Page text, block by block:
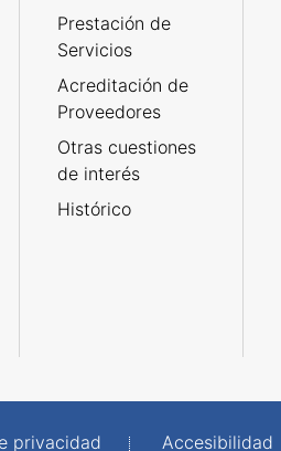
Prestación de
Servicios
Acreditación de
Proveedores
Otras cuestiones
de interés
Histórico
privacidad Accesibilidad